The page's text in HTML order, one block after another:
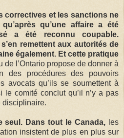
correctives et les sanctions ne
qu’une affaire a été
a été reconnu coupable.
remettent aux autorités de
également. Et cette pratique
de l’Ontario propose de donner à
des procédures des pouvoirs
avocats qu’ils se soumettent à
le comité conclut qu’il n’y a pas
disciplinaire.
seul. Dans tout le Canada, les
insistent de plus en plus sur